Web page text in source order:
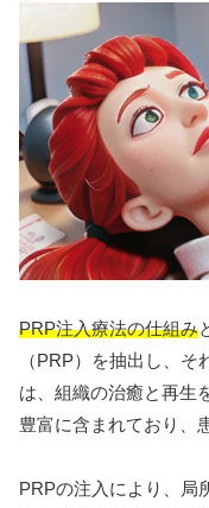
PRP注入療法の仕組み
（PRP）を抽出し、
は、組織の治癒と再生
豊富に含まれており、
PRPの注入により、局